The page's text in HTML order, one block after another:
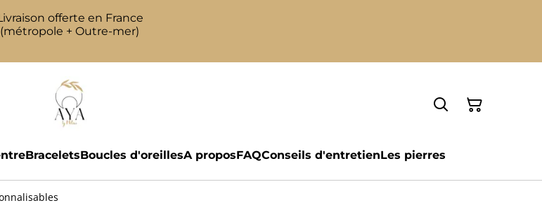
offerte en France
(métropole + Outre-mer)
BraceletsBoucles d'oreillesA proposFAQConseils d'entretienLes pierres